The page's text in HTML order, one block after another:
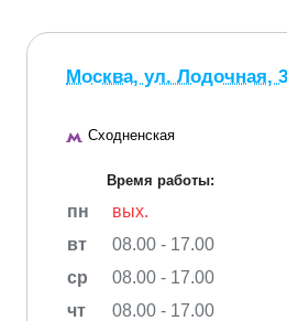
Москва, ул. Лодочная,
Сходненская
Время работы:
пн
вых.
вт
08.00 - 17.00
ср
08.00 - 17.00
чт
08.00 - 17.00